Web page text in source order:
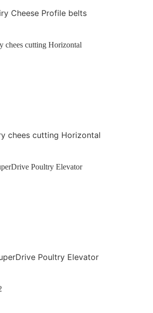
Cheese Profile belts
chees cutting Horizontal
Poultry Elevator